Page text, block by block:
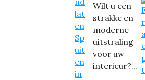
Wilt u een
strakke en
moderne
uitstraling
voor uw
interieur?...